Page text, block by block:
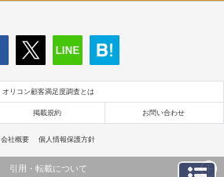
オリコン顧客満足度調査とは
掲載規約 お問い合わせ
会社概要 個人情報保護方針
引用・転載について